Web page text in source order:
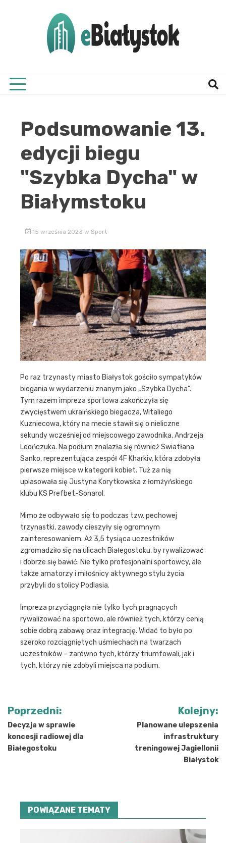
Podsumowanie 13.
edycji biegu
"Szybka Dycha" w
Białymstoku
15 września 2023 w Sport
Po raz trzynasty miasto Białystok gościło sympatyków
biegania w wydarzeniu znanym jako „Szybka Dycha”.
Tym razem impreza sportowa zakończyła się
zwycięstwem ukraińskiego biegacza, Witaliego
Kuzniecowa, który na mecie stawił się o nieliczne
sekundy wcześniej od miejscowego zawodnika, Andrzeja
Leończuka. Na podium znalazła się również Swiatłana
Sanko, reprezentująca zespół 4F Kharkiv, która zdobyła
pierwsze miejsce w kategorii kobiet. Tuż za nią
uplasowała się Justyna Korytkowska z łomżyńskiego
klubu KS Prefbet-Sonarol.
Mimo że odbywało się to podczas tzw. pechowej
trzynastki, zawody cieszyły się ogromnym
zainteresowaniem. Aż 3,5 tysiąca uczestników
zgromadziło się na ulicach Białegostoku, by rywalizować
i dobrze się bawić. Nie tylko profesjonalni sportowcy, ale
także amatorzy i miłośnicy aktywnego stylu życia
przybyli do stolicy Podlasia.
Impreza przyciągnęła nie tylko tych pragnących
rywalizować na sportowo, ale również tych, którzy cenią
sobie dobrą zabawę oraz integrację. Widać to było po
szeroko rozciągniętych uśmiechach na twarzach
uczestników – zarówno tych, którzy triumfowali, jak i
tych, którzy nie zdobyli miejsca na podium.
Nawigacja
wpisu
Poprzedni:
Decyzja w sprawie
koncesji radiowej dla
Białegostoku
Kolejny:
Planowane ulepszenia
infrastruktury
treningowej Jagiellonii
Białystok
POWIĄZANE TEMATY